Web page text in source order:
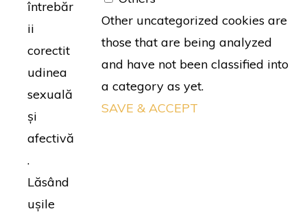
întrebăr
ii
corectit
udinea
sexuală
și
afectivă
.
Lăsând
ușile
Other uncategorized cookies are
those that are being analyzed
and have not been classified into
a category as yet.
SAVE & ACCEPT